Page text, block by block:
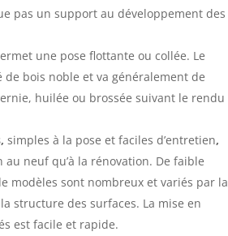
pas un support au développement des
une pose flottante ou collée. Le
bois noble et va généralement de
huilée ou brossée suivant le rendu
simples à la pose et faciles d’entretien,
au neuf qu’à la rénovation. De faible
modèles sont nombreux et variés par la
structure des surfaces. La mise en
est facile et rapide.